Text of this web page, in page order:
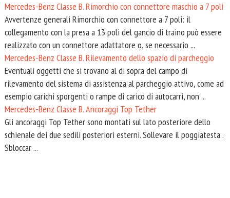
Mercedes-Benz Classe B. Rimorchio con connettore maschio a 7 poli
Avvertenze generali Rimorchio con connettore a 7 poli: il
collegamento con la presa a 13 poli del gancio di traino può essere
realizzato con un connettore adattatore o, se necessario ...
Mercedes-Benz Classe B. Rilevamento dello spazio di parcheggio
Eventuali oggetti che si trovano al di sopra del campo di
rilevamento del sistema di assistenza al parcheggio attivo, come ad
esempio carichi sporgenti o rampe di carico di autocarri, non ...
Mercedes-Benz Classe B. Ancoraggi Top Tether
Gli ancoraggi Top Tether sono montati sul lato posteriore dello
schienale dei due sedili posteriori esterni. Sollevare il poggiatesta .
Sbloccar ...